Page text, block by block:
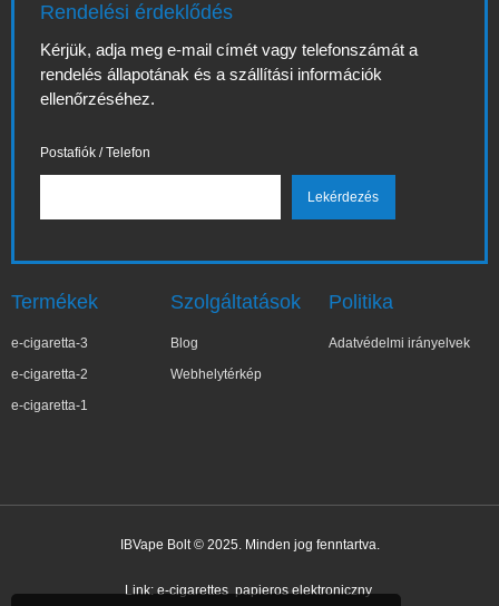
Rendelési érdeklődés
Kérjük, adja meg e-mail címét vagy telefonszámát a
rendelés állapotának és a szállítási információk
ellenőrzéséhez.
Postafiók / Telefon
Termékek
e-cigaretta-3
e-cigaretta-2
e-cigaretta-1
Szolgáltatások
Blog
Webhelytérkép
Politika
Adatvédelmi irányelvek
IBVape Bolt © 2025. Minden jog fenntartva.
Link: e-cigarettes papieros elektroniczny
✕
Zo***ia